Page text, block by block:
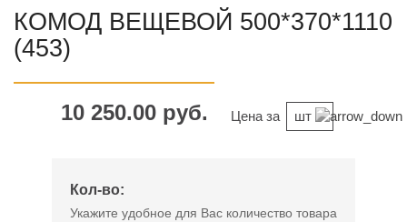
КОМОД ВЕЩЕВОЙ 500*370*1110
(453)
10 250.00 руб. Цена за шт
Кол-во:
Укажите удобное для Вас количество товара